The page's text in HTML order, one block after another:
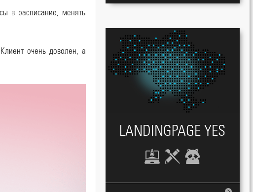
в расписание, менять
очень доволен, а
LANDINGPAGE YES